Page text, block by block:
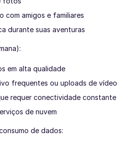
com amigos e familiares
durante suas aventuras
em alta qualidade
frequentes ou uploads de vídeo
requer conectividade constante
de nuvem
de dados: